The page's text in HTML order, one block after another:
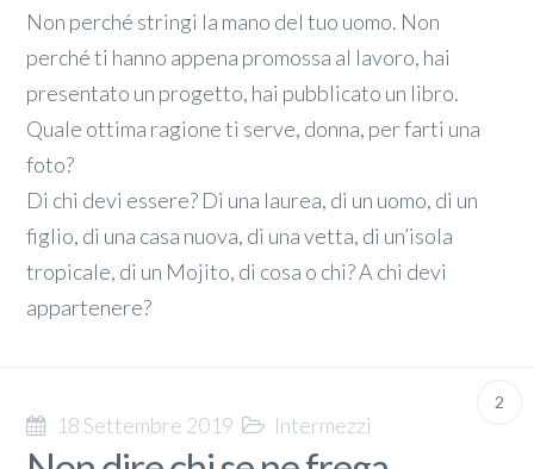
Non perché stringi la mano del tuo uomo. Non
perché ti hanno appena promossa al lavoro, hai
presentato un progetto, hai pubblicato un libro.
Quale ottima ragione ti serve, donna, per farti una
foto?
Di chi devi essere? Di una laurea, di un uomo, di un
figlio, di una casa nuova, di una vetta, di un’isola
tropicale, di un Mojito, di cosa o chi? A chi devi
appartenere?
2
18 Settembre 2019 Intermezzi